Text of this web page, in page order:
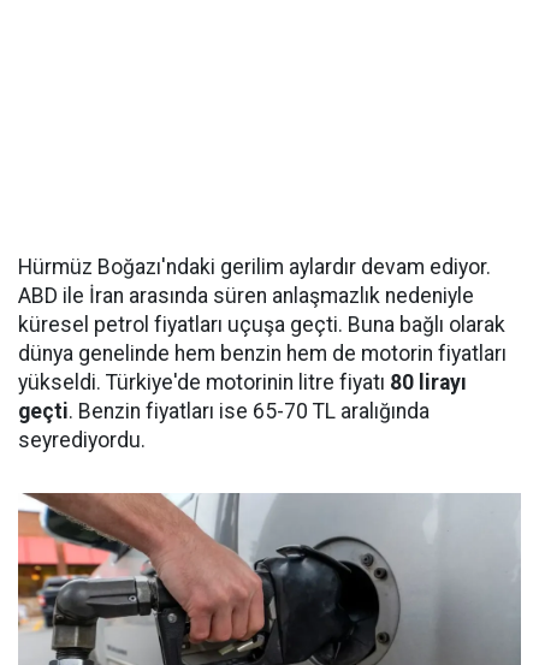
Hürmüz Boğazı'ndaki gerilim aylardır devam ediyor.
ABD ile İran arasında süren anlaşmazlık nedeniyle
küresel petrol fiyatları uçuşa geçti. Buna bağlı olarak
dünya genelinde hem benzin hem de motorin fiyatları
yükseldi. Türkiye'de motorinin litre fiyatı 80 lirayı
geçti. Benzin fiyatları ise 65-70 TL aralığında
seyrediyordu.